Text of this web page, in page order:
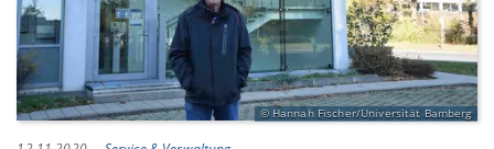
Hannah Fischer/Universität Bamberg